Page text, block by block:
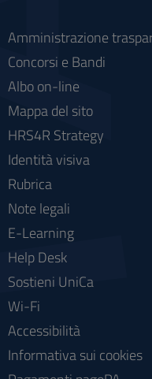
Amministrazione
Concorsi e Bandi
Albo on-line
Mappa del sito
HRS4R Strategy
Identità visiva
Rubrica
Note legali
E-Learning
Help Desk
Sostieni UniCa
Wi-Fi
Accessibilità
Informativa sui cookies